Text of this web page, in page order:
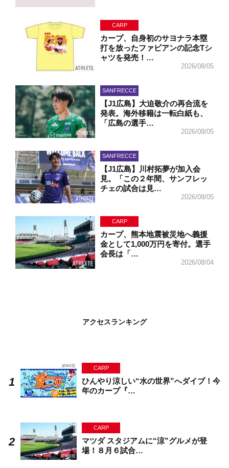
CARP
カープ、自身初のサヨナラ本塁
打を放ったファビアンの記念Tシ
ャツを発売！…
2026/08/05
SANFRECCE
【J1広島】大迫敬介の再合流を
発表。海外移籍は一転白紙も、
「広島の選手…
2026/08/05
SANFRECCE
【J1広島】川村拓夢が加入会
見。「この２年間、サンフレッ
チェの試合は見…
2026/08/05
CARP
カープ、熊本地震被災地へ義援
金として1,000万円を寄付。選手
会長は「…
2026/08/04
アクセスランキング
CARP
ひんやり涼しい“水の世界”へダイブ！今
年のカープ『…
CARP
マツダ スタジアムに“涼”グルメが登
場！８月６試合…